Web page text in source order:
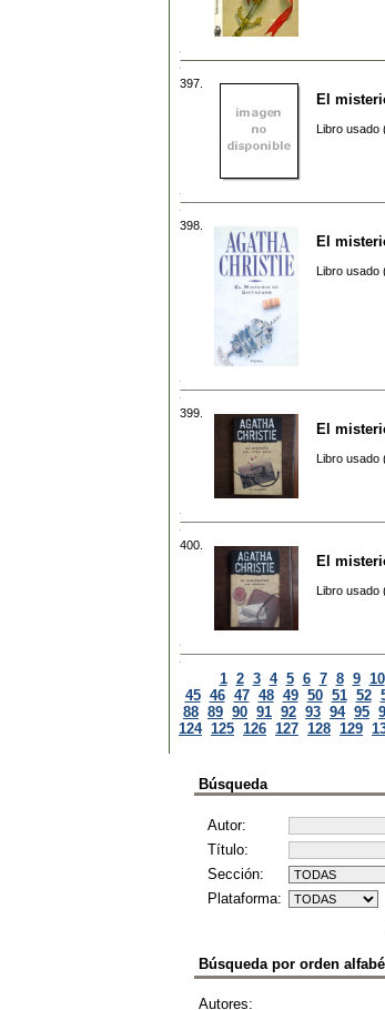
397.
El
Libro
398.
El
Libro
399.
El
Libro
400.
El
Libro
1 2 3 4 5 6 7 8 9 10
45 46 47 48 49 50 51 52
88 89 90 91 92 93 94 95
124 125 126 127 128 129
Búsqueda
Autor:
Título:
Sección:
Plataforma:
Búsqueda por orden
Autores: